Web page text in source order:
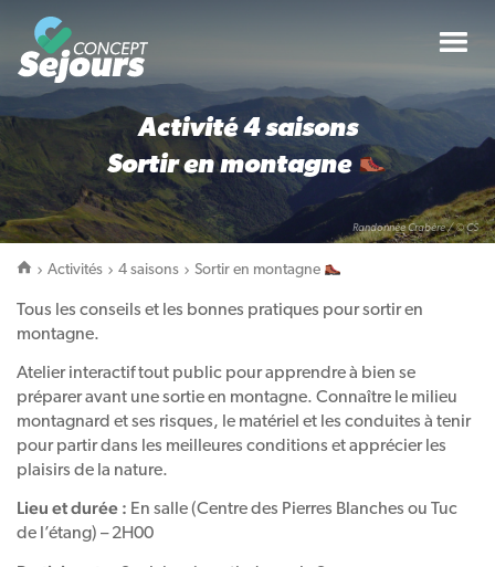
Activité4 saisons
Sortir en montagne
Randonnée Crabère / © CS
Activités 4 saisons Sortir en montagne
Tous les conseils et les bonnes pratiques pour sortir en
montagne.
Atelier interactif tout public pour apprendre à bien se
préparer avant une sortie en montagne. Connaître le milieu
montagnard et ses risques, le matériel et les conduites à tenir
pour partir dans les meilleures conditions et apprécier les
plaisirs de la nature.
Lieu et durée : En salle (Centre des Pierres Blanches ou Tuc
de l’étang) – 2H00